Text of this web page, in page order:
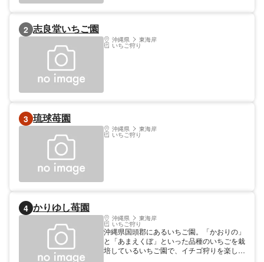
2 志良堂いちご園
沖縄県 東海岸
いちご狩り
3 琉球苺園
沖縄県 東海岸
いちご狩り
4 かりゆし苺園
沖縄県 東海岸
いちご狩り
沖縄県国頭郡にあるいちご園。「かおりの」
と「あまえくぼ」といった品種のいちごを栽
培しているいちご園で、イチゴ狩りを楽しめ